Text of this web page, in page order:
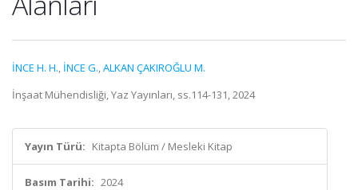
İNCE H. H., İNCE G.,ALKAN ÇAKIROĞLU M.
İnşaat Mühendisliği, Yaz Yayınları, ss.114-131, 2024
Yayın Türü: Kitapta Bölüm / Mesleki Kitap
Basım Tarihi: 2024